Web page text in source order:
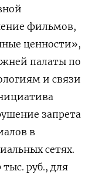
фильмов,
ценности»,
палаты по
и связи
запрета
в
сетях.
руб., для